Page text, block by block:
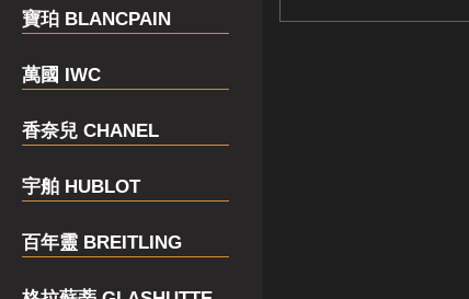
寶珀 BLANCPAIN
萬國 IWC
香奈兒 CHANEL
宇舶 HUBLOT
百年靈 BREITLING